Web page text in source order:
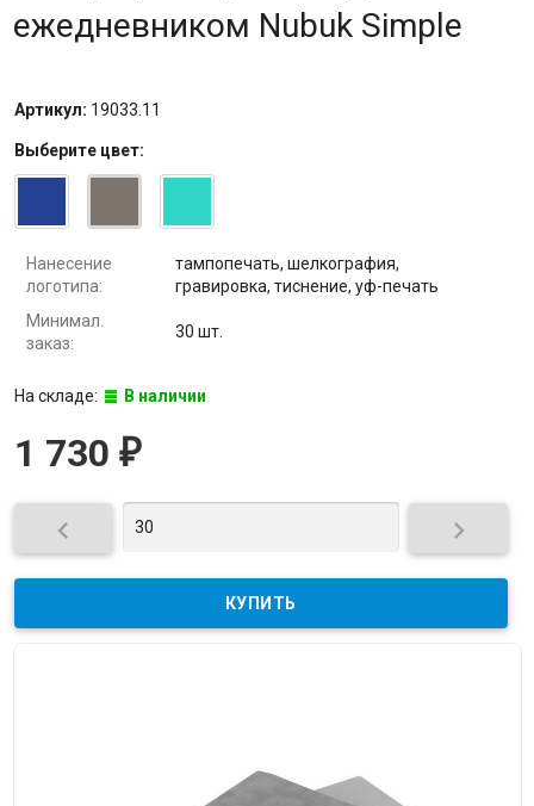
ежедневником Nubuk Simple
Артикул: 19033.11
Выберите цвет:
Нанесение
логотипа:
тампопечать, шелкография,
гравировка, тиснение, уф-печать
Минимал.
заказ:
30 шт.
На складе: В наличии
1 730 ₽
 